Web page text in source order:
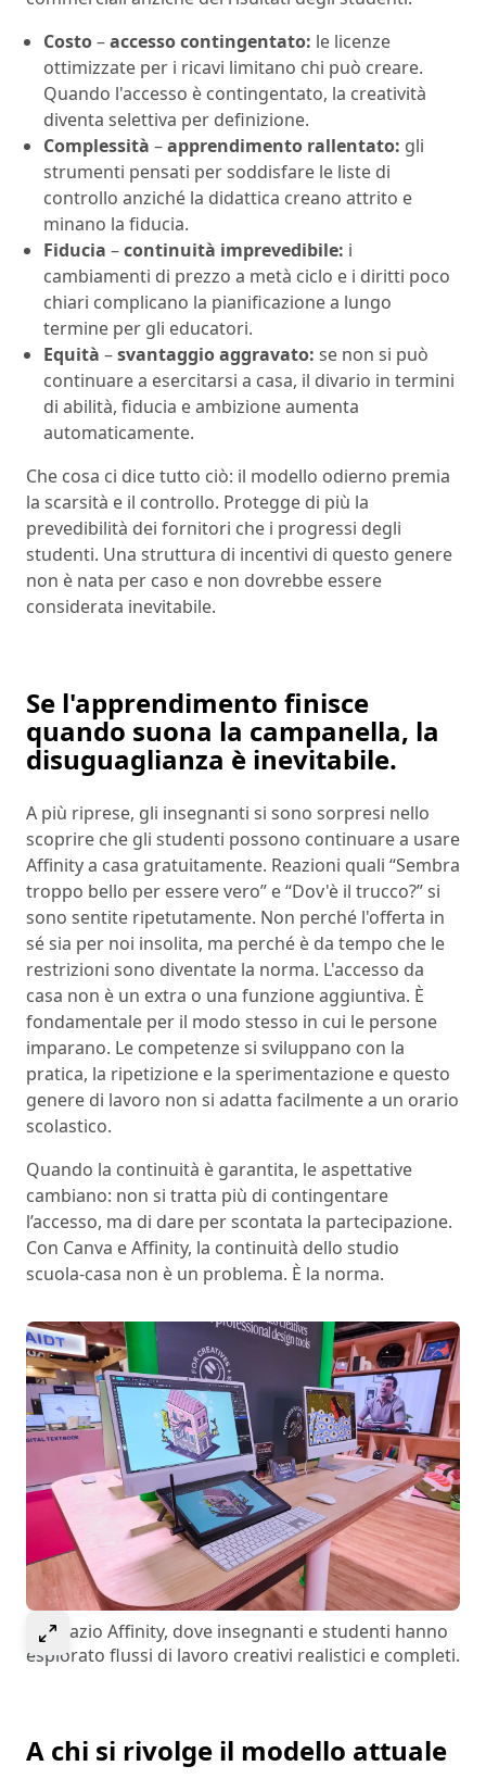
Costo–accesso contingentato: le licenze
ottimizzate per i ricavi limitano chi può creare.
Quando l'accesso è contingentato, la creatività
diventa selettiva per definizione.
Complessità –apprendimento rallentato: gli
strumenti pensati per soddisfare le liste di
controllo anziché la didattica creano attrito e
minano la fiducia.
Fiducia –continuità imprevedibile: i
cambiamenti di prezzo a metà ciclo e i diritti poco
chiari complicano la pianificazione a lungo
termine per gli educatori.
Equità –svantaggio aggravato: se non si può
continuare a esercitarsi a casa, il divario in termini
di abilità, fiducia e ambizione aumenta
automaticamente.
Che cosa ci dice tutto ciò: il modello odierno premia
la scarsità e il controllo. Protegge di più la
prevedibilità dei fornitori che i progressi degli
studenti. Una struttura di incentivi di questo genere
non è nata per caso e non dovrebbe essere
considerata inevitabile.
Se l'apprendimento finisce
quando suona la campanella, la
disuguaglianza è inevitabile.
A più riprese, gli insegnanti si sono sorpresi nello
scoprire che gli studenti possono continuare a usare
Affinity a casa gratuitamente. Reazioni quali “Sembra
troppo bello per essere vero” e “Dov'è il trucco?” si
sono sentite ripetutamente. Non perché l'offerta in
sé sia per noi insolita, ma perché è da tempo che le
restrizioni sono diventate la norma. L'accesso da
casa non è un extra o una funzione aggiuntiva. È
fondamentale per il modo stesso in cui le persone
imparano. Le competenze si sviluppano con la
pratica, la ripetizione e la sperimentazione e questo
genere di lavoro non si adatta facilmente a un orario
scolastico.
Quando la continuità è garantita, le aspettative
cambiano: non si tratta più di contingentare
l’accesso, ma di dare per scontata la partecipazione.
Con Canva e Affinity, la continuità dello studio
scuola-casa non è un problema. È la norma.
Select to expand image
Lo spazio Affinity, dove insegnanti e studenti hanno
esplorato flussi di lavoro creativi realistici e completi.
A chi si rivolge il modello attuale